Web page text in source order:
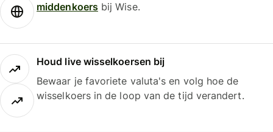
middenkoersbij Wise.
Houd live wisselkoersen bij
Bewaar je favoriete valuta's en volg hoe de
wisselkoers in de loop van de tijd verandert.